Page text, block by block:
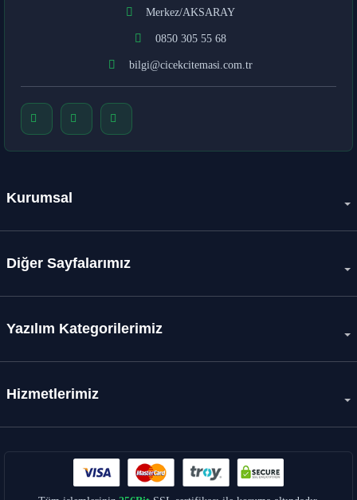
Merkez/AKSARAY
0850 305 55 68
bilgi@cicekcitemasi.com.tr
Kurumsal
Diğer Sayfalarımız
Yazılım Kategorilerimiz
Hizmetlerimiz